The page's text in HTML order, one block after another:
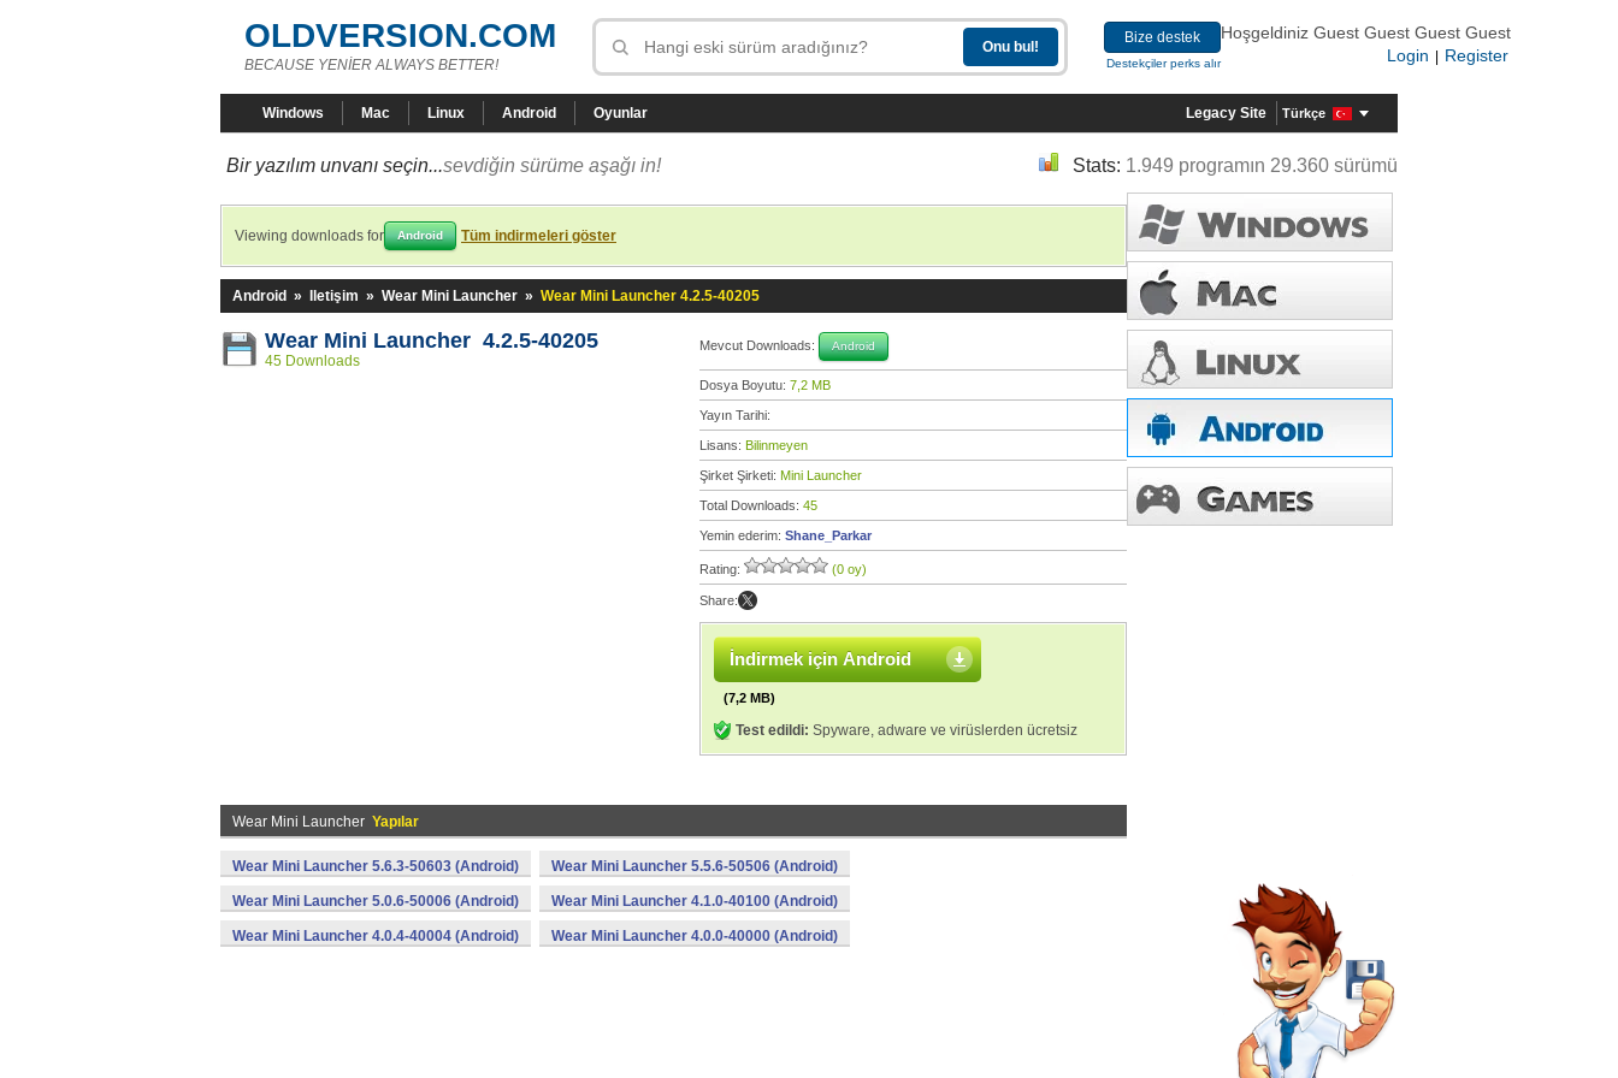
OLDVERSION.COM
BECAUSE YENİER ALWAYS BETTER!
Bize destek
Destekçiler perks alır
Hoşgeldiniz Guest Guest Guest Guest
Login
Register
Windows Mac Linux Android Oyunlar Legacy Site Türkçe
Bir yazılım unvanı seçin...sevdiğin sürüme aşağı in! Stats: 1.949 programın 29.360 sürümü
Viewing downloads for Android Tüm indirmeleri göster
Android » Iletişim » Wear Mini Launcher » Wear Mini Launcher 4.2.5-40205
Wear Mini Launcher 4.2.5-40205
45 Downloads
Mevcut Downloads: Android
Dosya Boyutu: 7,2 MB
Yayın Tarihi:
Lisans: Bilinmeyen
Şirket Şirketi: Mini Launcher
Total Downloads: 45
Yemin ederim: Shane_Parkar
Rating: (0 oy)
Share:
İndirmek için Android
(7,2 MB)
Test edildi: Spyware, adware ve virüslerden ücretsiz
Wear Mini Launcher Yapılar
Wear Mini Launcher 5.6.3-50603 (Android) Wear Mini Launcher 5.5.6-50506 (Android)
Wear Mini Launcher 5.0.6-50006 (Android) Wear Mini Launcher 4.1.0-40100 (Android)
Wear Mini Launcher 4.0.4-40004 (Android) Wear Mini Launcher 4.0.0-40000 (Android)